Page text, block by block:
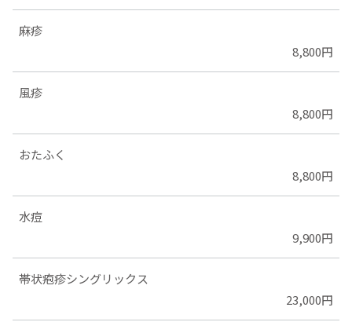
麻疹
8,800円
風疹
8,800円
おたふく
8,800円
水痘
9,900円
帯状疱疹シングリックス
23,000円